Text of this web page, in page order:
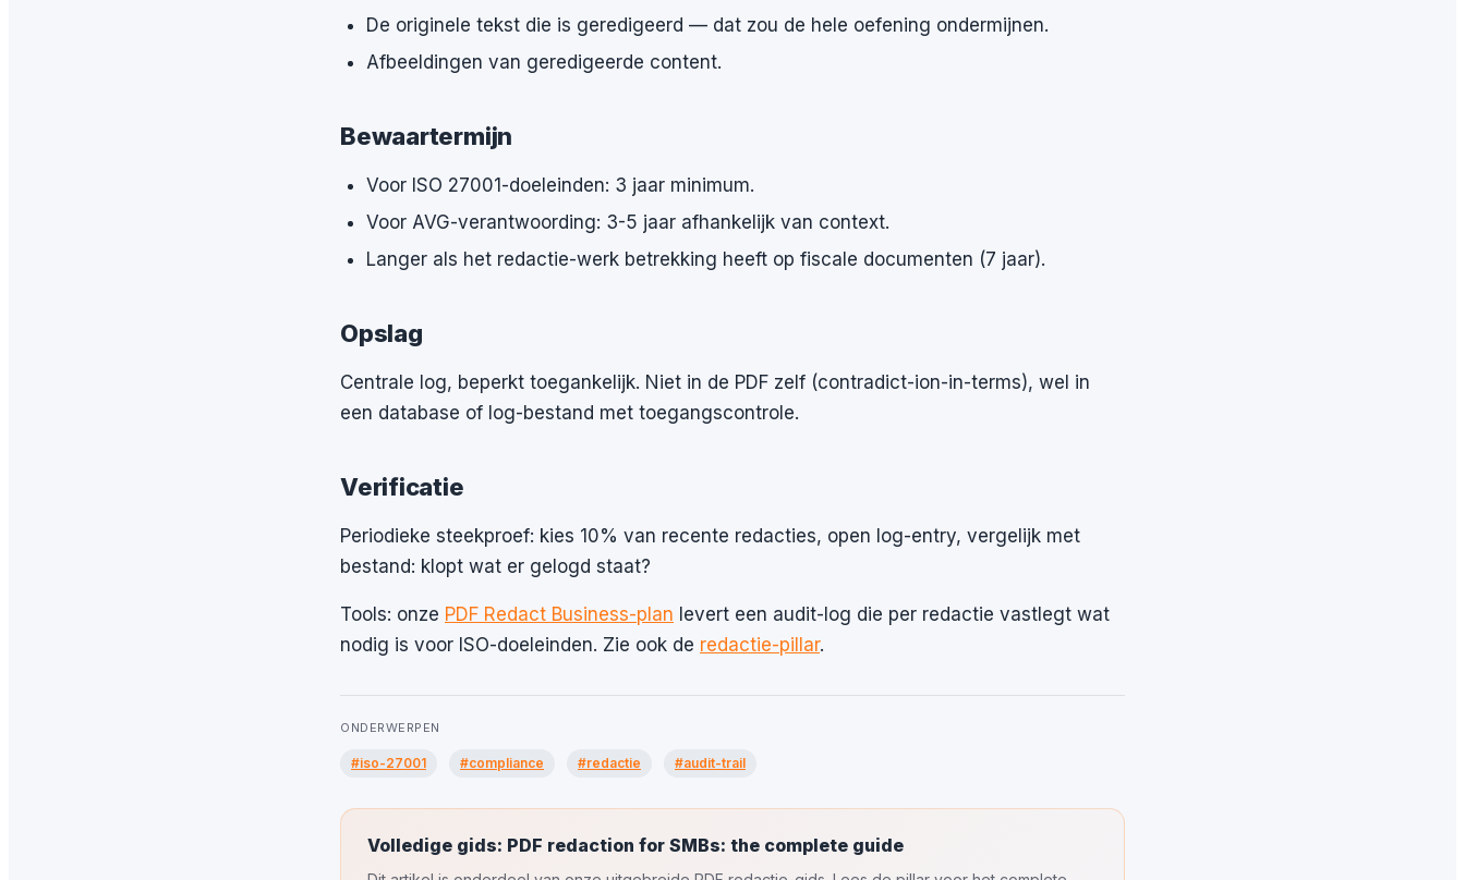
De originele tekst die is geredigeerd — dat zou de hele oefening ondermijnen.
Afbeeldingen van geredigeerde content.
Bewaartermijn
Voor ISO 27001-doeleinden: 3 jaar minimum.
Voor AVG-verantwoording: 3-5 jaar afhankelijk van context.
Langer als het redactie-werk betrekking heeft op fiscale documenten (7 jaar).
Opslag
Centrale log, beperkt toegankelijk. Niet in de PDF zelf (contradict-ion-in-terms), wel in
een database of log-bestand met toegangscontrole.
Verificatie
Periodieke steekproef: kies 10% van recente redacties, open log-entry, vergelijk met
bestand: klopt wat er gelogd staat?
Tools: onze PDF Redact Business-plan levert een audit-log die per redactie vastlegt wat
nodig is voor ISO-doeleinden. Zie ook de redactie-pillar.
ONDERWERPEN
#iso-27001 #compliance #redactie #audit-trail
Volledige gids: PDF redaction for SMBs: the complete guide